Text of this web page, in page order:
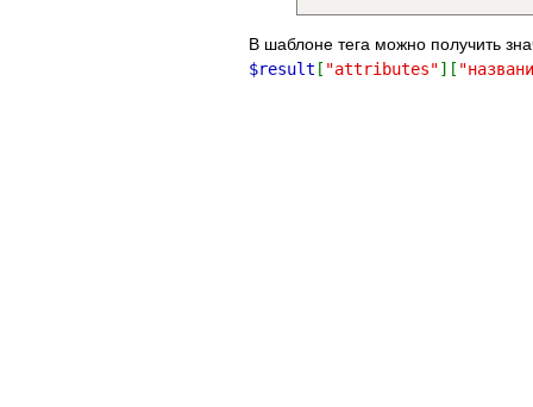
В шаблоне тега можно получить
$result [ "attributes"][